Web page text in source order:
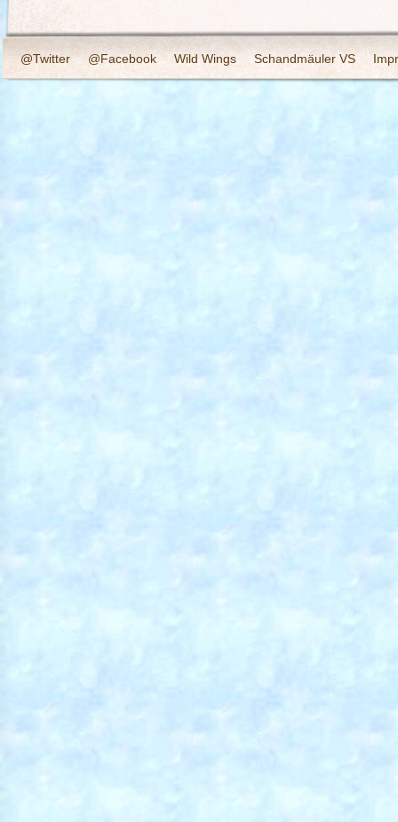
@Twitter @Facebook Wild Wings Schandmäuler VS